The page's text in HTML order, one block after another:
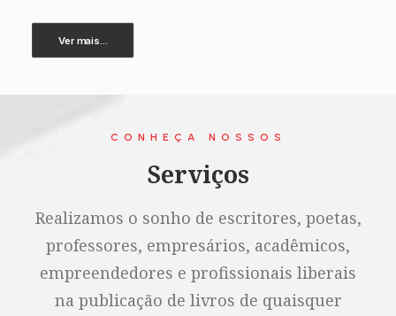
Ver mais...
CONHEÇA NOSSOS
Serviços
Realizamos o sonho de escritores, poetas,
professores, empresários, acadêmicos,
empreendedores e profissionais liberais
na publicação de livros de quaisquer